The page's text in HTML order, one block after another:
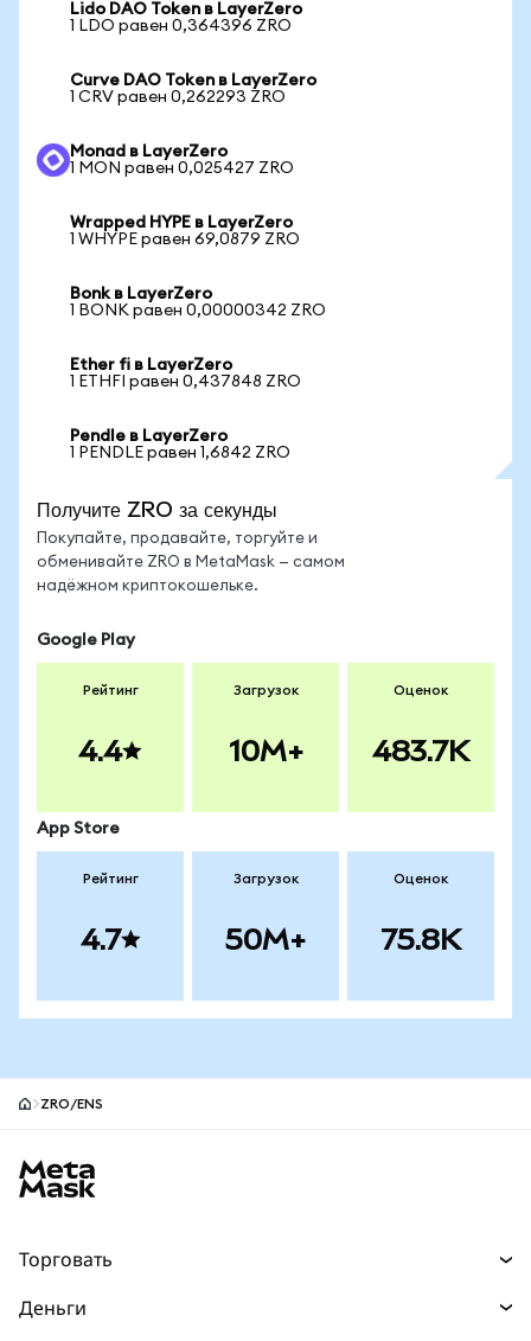
Lido DAO Token в LayerZero
1 LDO равен 0,364396 ZRO
Curve DAO Token в LayerZero
1 CRV равен 0,262293 ZRO
Monad в LayerZero
1 MON равен 0,025427 ZRO
Wrapped HYPE в LayerZero
1 WHYPE равен 69,0879 ZRO
Bonk в LayerZero
1 BONK равен 0,00000342 ZRO
Ether fi в LayerZero
1 ETHFI равен 0,437848 ZRO
Pendle в LayerZero
1 PENDLE равен 1,6842 ZRO
Получите ZRO за секунды
Покупайте, продавайте, торгуйте и
обменивайте ZRO в MetaMask — самом
надёжном криптокошельке.
Google Play
Рейтинг
4.4
Загрузок
10M+
Оценок
483.7K
App Store
Рейтинг
4.7
Загрузок
50M+
Оценок
75.8K
ZRO/ENS
Торговать
Деньги